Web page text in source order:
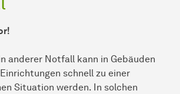
anderer Notfall kann in Gebäuden
schnell zu einer
Situation werden. In solchen